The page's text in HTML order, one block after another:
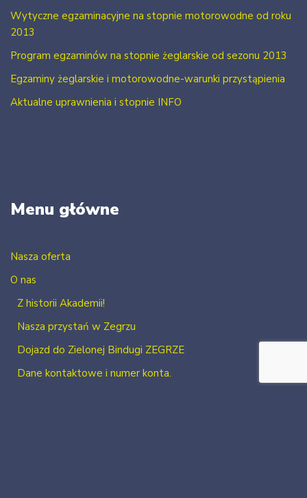
Wytyczne egzaminacyjne na stopnie motorowodne od roku
2013
Program egzaminów na stopnie żeglarskie od sezonu 2013
Egzaminy żeglarskie i motorowodne-warunki przystąpienia
Aktualne uprawnienia i stopnie INFO
Menu główne
Nasza oferta
O nas
Z historii Akademii!
Nasza przystań w Zegrzu
Dojazd do Zielonej Bindugi ZEGRZE
Dane kontaktowe i numer konta.